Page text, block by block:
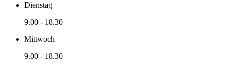
Dienstag
9.00 - 18.30
Mittwoch
9.00 - 18.30